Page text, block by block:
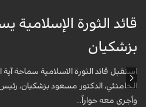
قائد الثورة الإسلامية
بزشكيان
استقبل قائد الثورة الاسلامية سماحة
الخامنئي، الدكتور مسعود بزشكيان، رئيس
وأجرى معه حواراً...